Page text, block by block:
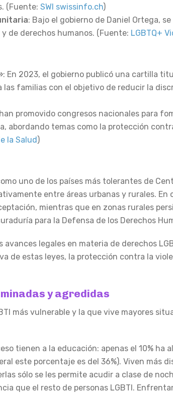
(Fuente: SWI swissinfo.ch)
: Bajo el gobierno de Daniel Ortega,
de derechos humanos. (Fuente: LGBTQ+
: En 2023, el gobierno publicó una cartilla
las familias con el objetivo de reducir la
promovido congresos nacionales para
abordando temas como la protección
la Salud)
uno de los países más tolerantes de
entre áreas urbanas y rurales. En
mientras que en zonas rurales
para la Defensa de los Derechos
avances legales en materia de derechos
de estas leyes, la protección contra la
y agredidas
más vulnerable y la que vive mayores
tienen a la educación: apenas el 10% ha
este porcentaje es del 36%). Viven más
sólo se les permite acudir a clase de
que el resto de personas LGBTI.